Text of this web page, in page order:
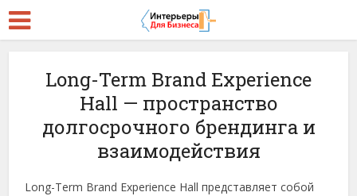
Long-Term Brand Experience
Hall — пространство
долгосрочного брендинга и
взаимодействия
Long-Term Brand Experience Hall представляет собой